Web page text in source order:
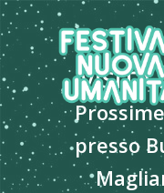
Skip
to
content
presso